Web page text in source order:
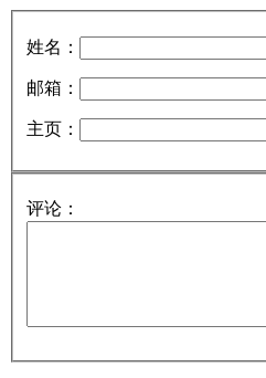
姓名：
邮箱：
主页：
评论：